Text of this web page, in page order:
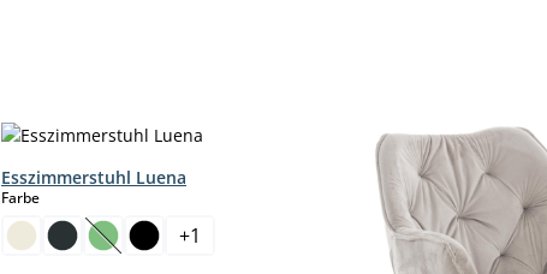
Esszimmerstuhl Luena
Farbeauswählen
(Diese Option ist zurzeit nicht verfügbar.)
+1